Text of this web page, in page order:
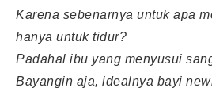
Karena sebenarnya untuk apa
hanya untuk tidur?
Padahal ibu yang menyusui
Bayangin aja, idealnya bayi